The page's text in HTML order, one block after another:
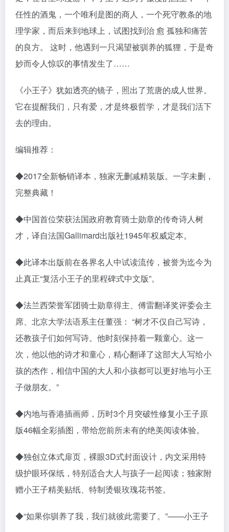
任性的酒鬼，一个唯利是图的商人，一个死守教条的地
理学家，而后来到地球上，试图找到治 愈 孤独和痛苦
的良方。 这时，他遇到一只渴望被驯养的狐狸，于是奇
妙而令人惊叹的事情发生了……
《小王子》犹如透亮的镜子，照出了荒唐的成人世界。
它在提醒我们，只有爱，才是终极哲学，才是我们活下
去的理由。
编辑推荐：
◆2017全新畅销译本，独家无删减精装版。一字未删，
完整典藏！
◆中国首位荣获法国政府教育骑士勋章的传奇诗人树
才，译自法国Gallimard出版社1945年权威定本。
◆此译本出版前在各界名人中试读流传，被誉为迄今为
止真正“复活小王子的里程碑式中文版”。
◆法兰西荣誉军团骑士勋章得主、傅雷翻译奖评委会主
席、北京大学法语系主任董强： “树才不仅自己写诗，
还教孩子们如何写诗。他时刻保持着一颗童心。这一
次，他以他的诗才和童心，精心翻译了这部大人写给小
孩的杰作，相信中国的大人和小孩都可以更好地与小王
子做朋友。”
◆内地与香港插画师，历时3个月突破性修复小王子原
版46幅全彩插图，带给您前所未有的绝美阅读体验。
◆独创立体式扉页，裸眼3D式封面设计，内文采用特
级护眼环保纸，特别适合大人与孩子一起阅读；独家附
赠小王子精美贴纸、特制烫银玫瑰花书签。
◆“如果你驯养了我，我们就彼此需要了。”——小王子